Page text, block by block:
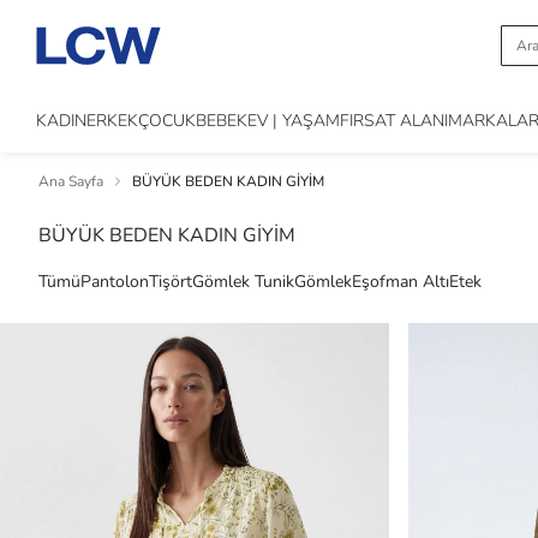
KADINERKEKÇOCUKBEBEKEV | YAŞAMFIRSAT ALANIMARKALAR
Ana Sayfa BÜYÜK BEDEN KADIN GİYİM
BÜYÜK BEDEN KADIN GİYİM
TümüPantolonTişörtGömlek TunikGömlekEşofman AltıEtek